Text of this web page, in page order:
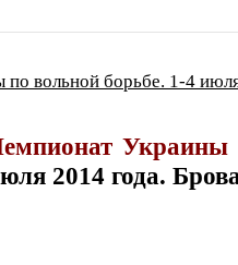
по вольной борьбе. 1-4
Украины
2014 года.